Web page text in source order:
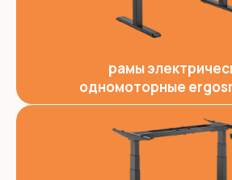
рамы
одномоторные